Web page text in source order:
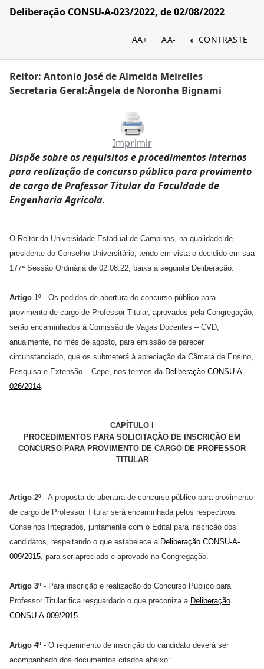
Deliberação CONSU-A-023/2022, de 02/08/2022
AA+ AA- CONTRASTE
Reitor: Antonio José de Almeida Meirelles
Secretaria Geral:Ângela de Noronha Bignami
Imprimir
Dispõe sobre os requisitos e procedimentos internos
para realização de concurso público para provimento
de cargo de Professor Titular da Faculdade de
Engenharia Agrícola.
O Reitor da Universidade Estadual de Campinas, na qualidade de
presidente do Conselho Universitário, tendo em vista o decidido em sua
177ª Sessão Ordinária de 02.08.22, baixa a seguinte Deliberação:
Artigo 1º - Os pedidos de abertura de concurso público para
provimento de cargo de Professor Titular, aprovados pela Congregação,
serão encaminhados à Comissão de Vagas Docentes – CVD,
anualmente, no mês de agosto, para emissão de parecer
circunstanciado, que os submeterá à apreciação da Câmara de Ensino,
Pesquisa e Extensão – Cepe, nos termos da Deliberação CONSU-A-
026/2014.
CAPÍTULO I
PROCEDIMENTOS PARA SOLICITAÇÃO DE INSCRIÇÃO EM
CONCURSO PARA PROVIMENTO DE CARGO DE PROFESSOR
TITULAR
Artigo 2º - A proposta de abertura de concurso público para provimento
de cargo de Professor Titular será encaminhada pelos respectivos
Conselhos Integrados, juntamente com o Edital para inscrição dos
candidatos, respeitando o que estabelece a Deliberação CONSU-A-
009/2015, para ser apreciado e aprovado na Congregação.
Artigo 3º - Para inscrição e realização do Concurso Público para
Professor Titular fica resguardado o que preconiza a Deliberação
CONSU-A-009/2015.
Artigo 4º - O requerimento de inscrição do candidato deverá ser
acompanhado dos documentos citados abaixo: